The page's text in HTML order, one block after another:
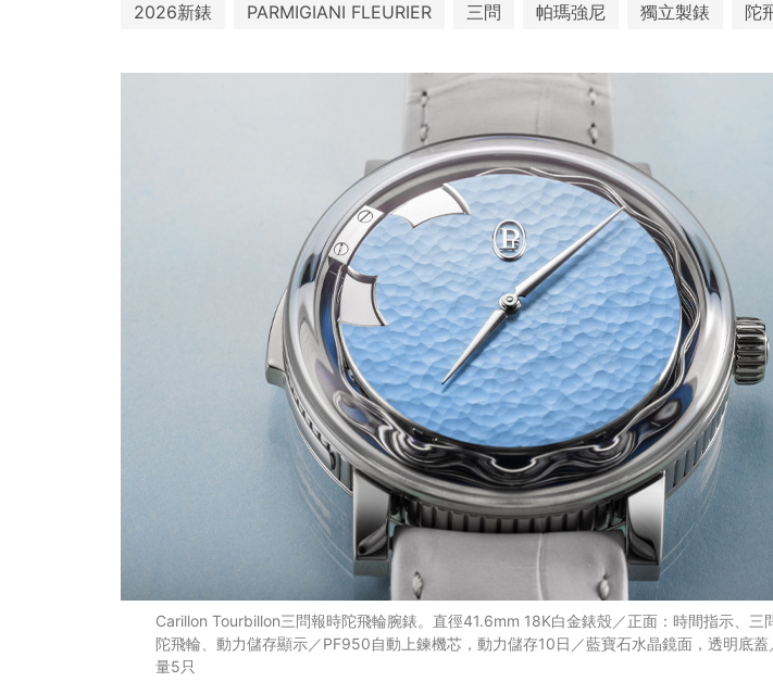
2026新錶 PARMIGIANI FLEURIER 三問 帕瑪強尼 獨立製錶 陀
Carillon Tourbillon三問報時陀飛輪腕錶。直徑41.6mm 18K白金錶殼／正面：時間指示、三
陀飛輪、動力儲存顯示／PF950自動上鍊機芯，動力儲存10日／藍寶石水晶鏡面，透明底蓋
量5只